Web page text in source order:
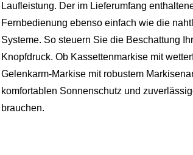
Laufleistung. Der im Lieferumfang
Fernbedienung ebenso einfach wie die
Systeme. So steuern Sie die Beschattung
Knopfdruck. Ob Kassettenmarkise mit
Gelenkarm-Markise mit robustem
komfortablen Sonnenschutz und
brauchen.